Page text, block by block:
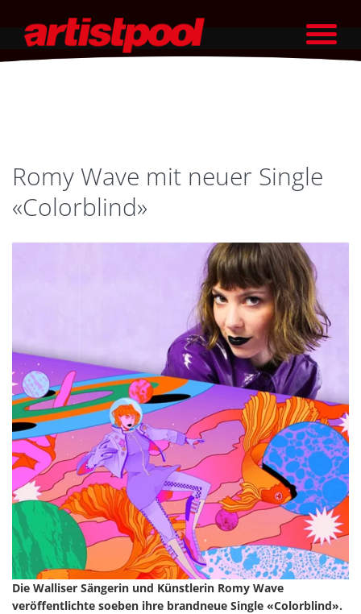
Romy Wave mit neuer Single
«Colorblind»
Die Walliser Sängerin und Künstlerin Romy Wave
veröffentlichte soeben ihre brandneue Single «Colorblind».